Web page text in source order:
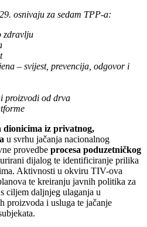
osnivaju za sedam TPP-a:
zdravlju
– svijest, prevencija, odgovor i
proizvodi od drva
dionicima iz privatnog,
u svrhu jačanja nacionalnog
provedbe procesa poduzetničkog
dijalog te identificiranje prilika
Aktivnosti u okviru TIV-ova
te kreiranju javnih politika za
ciljem daljnjeg ulaganja u
proizvoda i usluga te jačanje